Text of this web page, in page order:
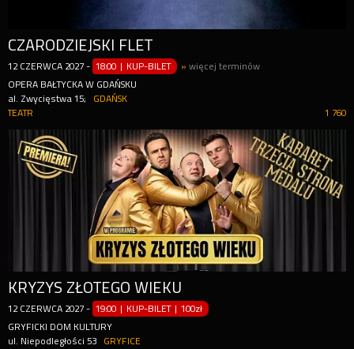
CZARODZIEJSKI FLET
12 CZERWCA 2027 - 18:00 | KUP-BILET »więcej terminów
OPERA BAŁTYCKA W GDAŃSKU
al. Zwycięstwa 15;
GDAŃSK
1 760
TEATR
KRYZYS ZŁOTEGO WIEKU
12 CZERWCA 2027 - 19:00 | KUP-BILET |100zł
GRYFICKI DOM KULTURY
ul. Niepodległości 53
GRYFICE